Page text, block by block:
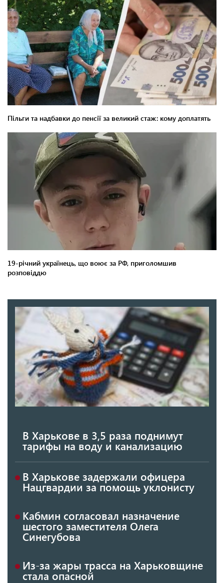
В Харькове в 3,5 раза поднимут
тарифы на воду и канализацию
В Харькове задержали офицера
Нацгвардии за помощь уклонисту
Кабмин согласовал назначение
шестого заместителя Олега
Синегубова
Из-за жары трасса на Харьковщине
стала опасной